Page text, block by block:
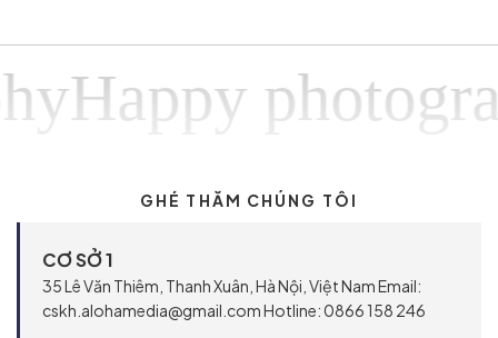
GHÉ THĂM CHÚNG TÔI
CƠ SỞ 1
35 Lê Văn Thiêm, Thanh Xuân, Hà Nội, Việt Nam Email:
cskh.alohamedia@gmail.com Hotline: 0866 158 246